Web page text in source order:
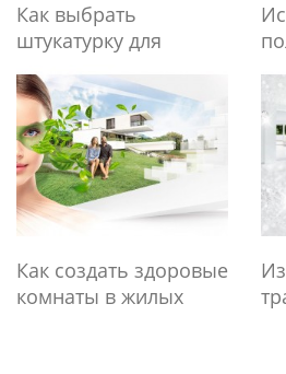
Как выбрать
штукатурку для
Как создать здоровые
комнаты в жилых